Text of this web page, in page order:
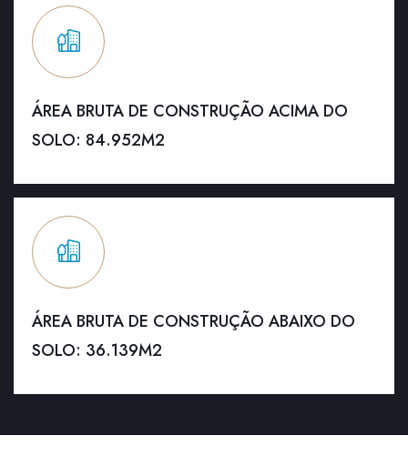
ÁREA BRUTA DE CONSTRUÇÃO ACIMA DO
SOLO: 84.952M2
ÁREA BRUTA DE CONSTRUÇÃO ABAIXO DO
SOLO: 36.139M2